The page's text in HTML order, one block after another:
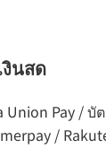
นสด
Union Pay /
/